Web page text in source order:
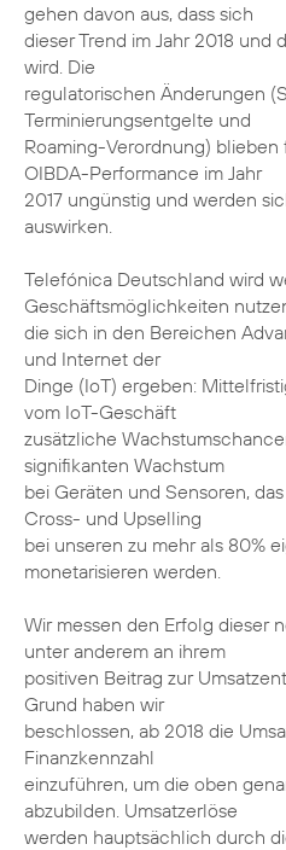
gehen davon aus, dass sich
dieser Trend im Jahr 2018 und
wird. Die
regulatorischen Änderungen
Terminierungsentgelte und
Roaming-Verordnung) blieben
OIBDA-Performance im Jahr
2017 ungünstig und werden
auswirken.
Telefónica Deutschland wird
Geschäftsmöglichkeiten
die sich in den Bereichen
und Internet der
Dinge (IoT) ergeben:
vom IoT-Geschäft
zusätzliche
signifikanten Wachstum
bei Geräten und Sensoren,
Cross- und Upselling
bei unseren zu mehr als 80%
monetarisieren werden.
Wir messen den Erfolg dieser
unter anderem an ihrem
positiven Beitrag zur
Grund haben wir
beschlossen, ab 2018 die
Finanzkennzahl
einzuführen, um die oben
abzubilden. Umsatzerlöse
werden hauptsächlich durch